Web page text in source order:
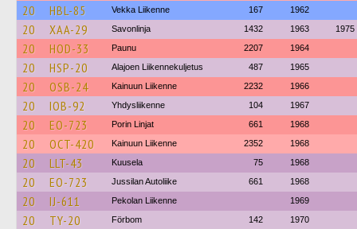
20 HBL-85 Vekka Liikenne 167 1962
20 XAA-29 Savonlinja 1432 1963 1975
20 HOD-33 Paunu 2207 1964
20 HSP-20 Alajoen Liikennekuljetus 487 1965
20 OSB-24 Kainuun Liikenne 2232 1966
20 IOB-92 Yhdysliikenne 104 1967
20 EO-723 Porin Linjat 661 1968
20 OCT-420 Kainuun Liikenne 2352 1968
20 LLT-43 Kuusela 75 1968
20 EO-723 Jussilan Autoliike 661 1968
20 IJ-611 Pekolan Liikenne 1969
20 TY-20 Förbom 142 1970